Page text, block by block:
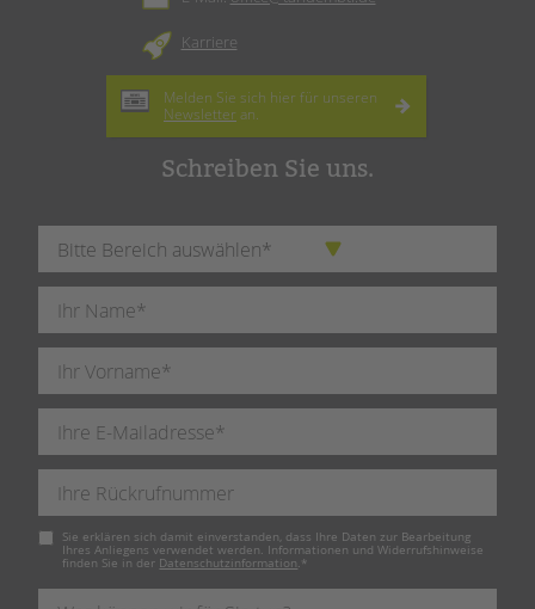
Karriere
Melden Sie sich hier für unseren
Newsletter an.
Schreiben Sie uns.
Pflichtfeld
Sie erklären sich damit einverstanden, dass Ihre Daten zur Bearbeitung
Ihres Anliegens verwendet werden. Informationen und Widerrufshinweise
finden Sie in der Datenschutzinformation. *